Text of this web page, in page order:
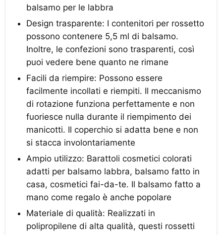
balsamo per le labbra
Design trasparente: I contenitori per rossetto
possono contenere 5,5 ml di balsamo.
Inoltre, le confezioni sono trasparenti, così
puoi vedere bene quanto ne rimane
Facili da riempire: Possono essere
facilmente incollati e riempiti. Il meccanismo
di rotazione funziona perfettamente e non
fuoriesce nulla durante il riempimento dei
manicotti. Il coperchio si adatta bene e non
si stacca involontariamente
Ampio utilizzo: Barattoli cosmetici colorati
adatti per balsamo labbra, balsamo fatto in
casa, cosmetici fai-da-te. Il balsamo fatto a
mano come regalo è anche popolare
Materiale di qualità: Realizzati in
polipropilene di alta qualità, questi rossetti